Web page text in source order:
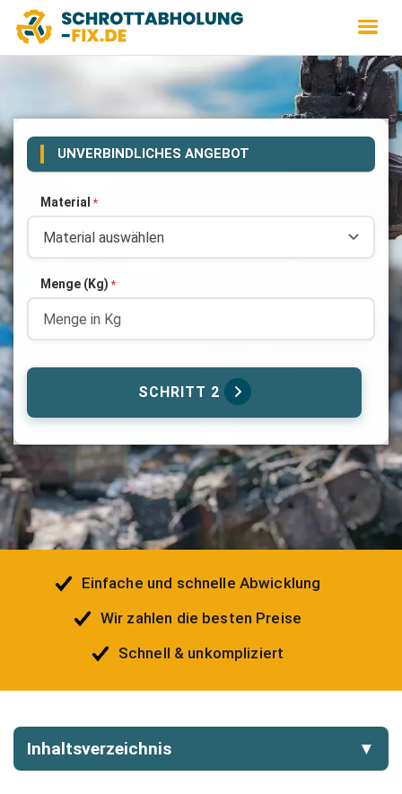
UNVERBINDLICHES ANGEBOT
Material *
Menge (Kg) *
SCHRITT 2
Einfache und schnelle Abwicklung
Wir zahlen die besten Preise
Schnell & unkompliziert
Inhaltsverzeichnis ▼